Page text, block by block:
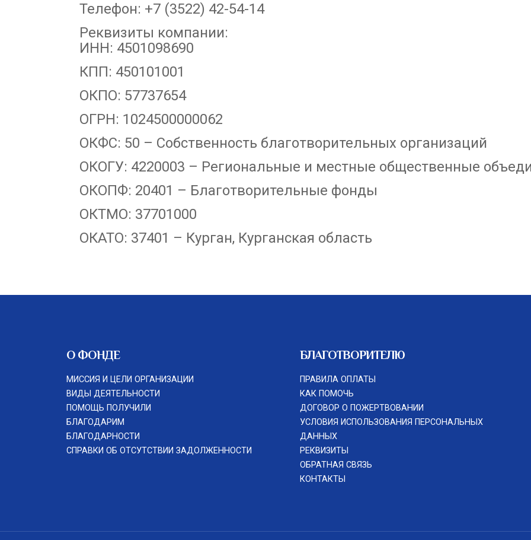
Телефон: +7 (3522) 42-54-14
Реквизиты компании:
ИНН: 4501098690
КПП: 450101001
ОКПО: 57737654
ОГРН: 1024500000062
ОКФС: 50 – Собственность благотворительных организаций
ОКОГУ: 4220003 – Региональные и местные общественные
ОКОПФ: 20401 – Благотворительные фонды
ОКТМО: 37701000
ОКАТО: 37401 – Курган, Курганская область
О ФОНДЕ
МИССИЯ И ЦЕЛИ ОРГАНИЗАЦИИ
ВИДЫ ДЕЯТЕЛЬНОСТИ
ПОМОЩЬ ПОЛУЧИЛИ
БЛАГОДАРИМ
БЛАГОДАРНОСТИ
СПРАВКИ ОБ ОТСУТСТВИИ ЗАДОЛЖЕННОСТИ
БЛАГОТВОРИТЕЛЮ
ПРАВИЛА ОПЛАТЫ
КАК ПОМОЧЬ
ДОГОВОР О ПОЖЕРТВОВАНИИ
УСЛОВИЯ ИСПОЛЬЗОВАНИЯ ПЕРСОНАЛЬНЫХ
ДАННЫХ
РЕКВИЗИТЫ
ОБРАТНАЯ СВЯЗЬ
КОНТАКТЫ